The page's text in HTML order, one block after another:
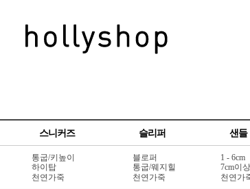
스니커즈 슬리퍼 샌들
통굽/키높이
하이탑
천연가죽
블로퍼
통굽/웨지힐
천연가죽
1 - 6cm
7cm이상
천연가